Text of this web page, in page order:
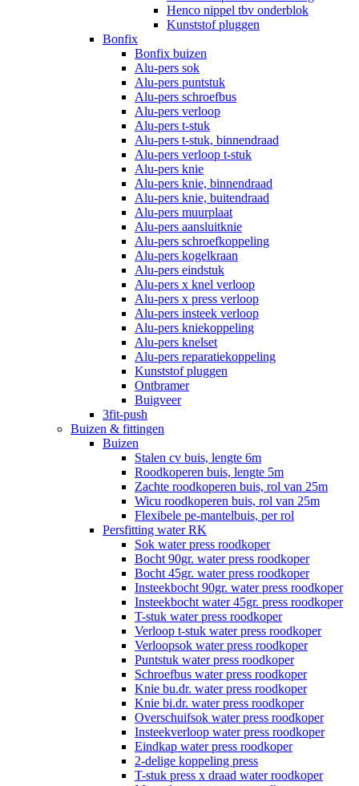
Henco nippel tbv onderblok
Kunststof pluggen
Bonfix
Bonfix buizen
Alu-pers sok
Alu-pers puntstuk
Alu-pers schroefbus
Alu-pers verloop
Alu-pers t-stuk
Alu-pers t-stuk, binnendraad
Alu-pers verloop t-stuk
Alu-pers knie
Alu-pers knie, binnendraad
Alu-pers knie, buitendraad
Alu-pers muurplaat
Alu-pers aansluitknie
Alu-pers schroefkoppeling
Alu-pers kogelkraan
Alu-pers eindstuk
Alu-pers x knel verloop
Alu-pers x press verloop
Alu-pers insteek verloop
Alu-pers kniekoppeling
Alu-pers knelset
Alu-pers reparatiekoppeling
Kunststof pluggen
Ontbramer
Buigveer
3fit-push
Buizen & fittingen
Buizen
Stalen cv buis, lengte 6m
Roodkoperen buis, lengte 5m
Zachte roodkoperen buis, rol van 25m
Wicu roodkoperen buis, rol van 25m
Flexibele pe-mantelbuis, per rol
Persfitting water RK
Sok water press roodkoper
Bocht 90gr. water press roodkoper
Bocht 45gr. water press roodkoper
Insteekbocht 90gr. water press roodkoper
Insteekbocht water 45gr. press roodkoper
T-stuk water press roodkoper
Verloop t-stuk water press roodkoper
Verloopsok water press roodkoper
Puntstuk water press roodkoper
Schroefbus water press roodkoper
Knie bu.dr. water press roodkoper
Knie bi.dr. water press roodkoper
Overschuifsok water press roodkoper
Insteekverloop water press roodkoper
Eindkap water press roodkoper
2-delige koppeling press
T-stuk press x draad water roodkoper